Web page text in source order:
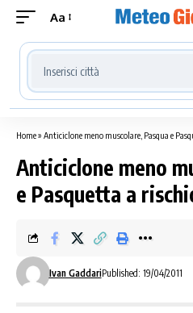
Aa
Cerca località meteo
Home» Anticiclone meno muscolare, Pasqua e
Anticiclone meno
e Pasquetta a
Ivan GaddariPublished: 19/04/2011